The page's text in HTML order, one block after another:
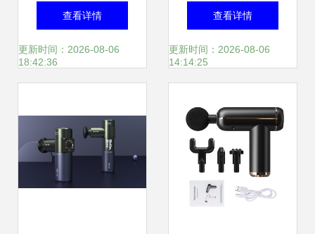
吗？三款热门筋膜
枪深度评测
查看详情
更新时间：2026-08-06
18:42:36
MG11S筋膜枪，让
舒适与颜值并肩同
查看详情
更新时间：2026-08-06
14:14:25